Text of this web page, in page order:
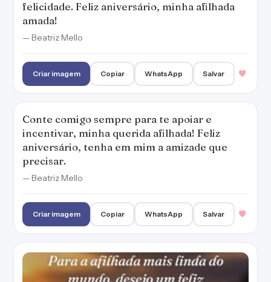
felicidade. Feliz aniversário, minha afilhada
amada!
— Beatriz Mello
Criar imagem Copiar WhatsApp Salvar
Conte comigo sempre para te apoiar e
incentivar, minha querida afilhada! Feliz
aniversário, tenha em mim a amizade que
precisar.
— Beatriz Mello
Criar imagem Copiar WhatsApp Salvar